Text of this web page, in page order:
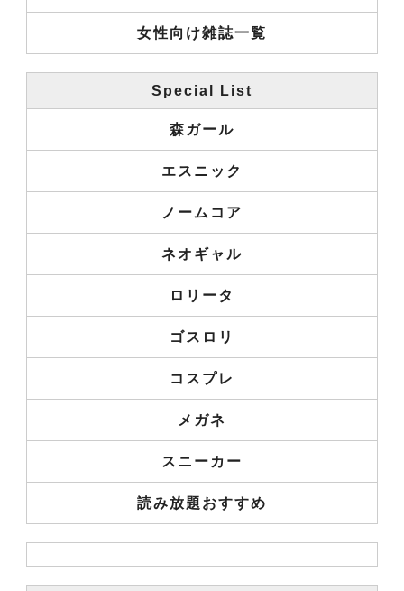
女性向け雑誌一覧
Special List
森ガール
エスニック
ノームコア
ネオギャル
ロリータ
ゴスロリ
コスプレ
メガネ
スニーカー
読み放題おすすめ